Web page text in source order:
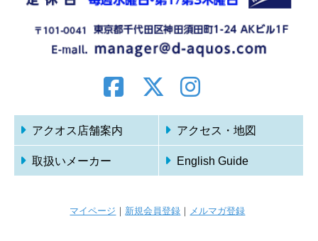
アクオス店舗案内 アクセス・地図
取扱いメーカー English Guide
マイページ ｜ 新規会員登録 ｜ メルマガ登録